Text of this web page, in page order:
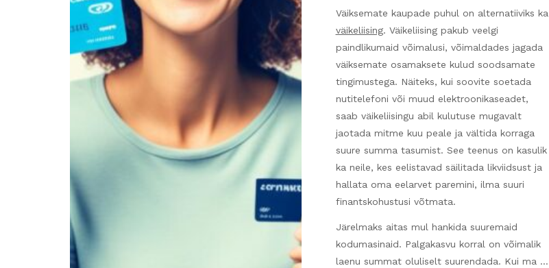
Väiksemate kaupade puhul on alternatiiviks ka
väikeliising. Väikeliising pakub veelgi
paindlikumaid võimalusi, võimaldades jagada
väiksemate osamaksete kulud soodsamate
tingimustega. Näiteks, kui soovite soetada
nutitelefoni või muud elektroonikaseadet,
saab väikeliisingu abil kulutuse mugavalt
jaotada mitme kuu peale ja vältida korraga
suure summa tasumist. See teenus on kasulik
ka neile, kes eelistavad säilitada likviidsust ja
hallata oma eelarvet paremini, ilma suuri
finantskohustusi võtmata.
Järelmaks aitas mul hankida suuremaid
kodumasinaid. Palgakasvu korral on võimalik
laenu summat oluliselt suurendada. Kui ma …